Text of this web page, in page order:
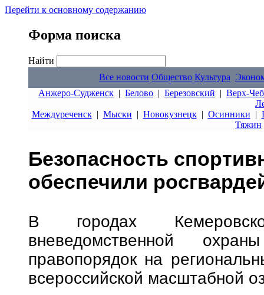
Перейти к основному содержанию
Форма поиска
Найти
Все новости Общество Культура
Анжеро-Судженск | Белово | Березовский | Верх-
Междуреченск| Мыски | Новокузнецк| Осинники |
Тяжин
Безопасность
обеспечили
В городах
вневедомственной
правопорядок на
всероссийской масштабной